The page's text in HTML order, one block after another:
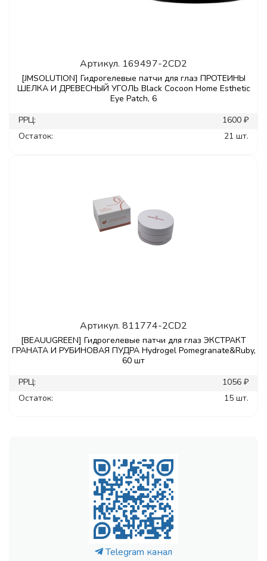
Артикул. 169497-2CD2
[JMSOLUTION] Гидрогелевые патчи для глаз ПРОТЕИНЫ
ШЕЛКА И ДРЕВЕСНЫЙ УГОЛЬ Black Cocoon Home Esthetic
Eye Patch, 6
РРЦ:
1600 ₽
Остаток:
21 шт.
Артикул. 811774-2CD2
[BEAUUGREEN] Гидрогелевые патчи для глаз ЭКСТРАКТ
ГРАНАТА И РУБИНОВАЯ ПУДРА Hydrogel Pomegranate&Ruby,
60 шт
РРЦ:
1056 ₽
Остаток:
15 шт.
Telegram канал